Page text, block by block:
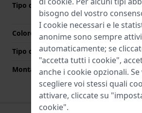
Tipo di chiusura
Chiusura
bottoni
Colore Chiusura
Tipo di montatura
Perni in
Montatura dritta
No
bisogno del vostro
I cookie necessari e le
anonime sono sempre attivi
automaticamente; se
"accetta tutti i cookie",
anche i cookie opzionali.
scegliere voi stessi quali
attivare, cliccate su
cookie".